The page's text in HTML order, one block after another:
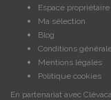
Espace propriétaire
Ma sélection
Blog
Conditions
Mentions légales
Politique cookies
En partenariat avec